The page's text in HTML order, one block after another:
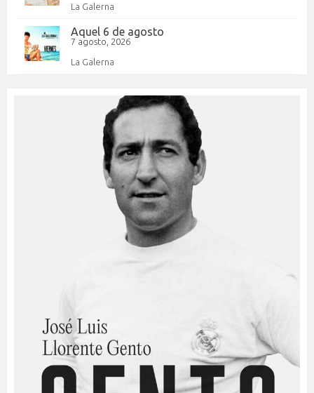
La Galerna
Aquel 6 de agosto
7 agosto, 2026
La Galerna